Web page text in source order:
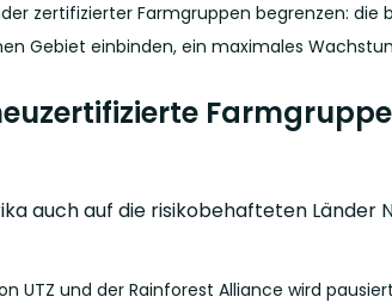
zertifizierter Farmgruppen begrenzen:
Gebiet einbinden, ein maximales
auch auf die risikobehafteten Länder
UTZ und der Rainforest Alliance wird